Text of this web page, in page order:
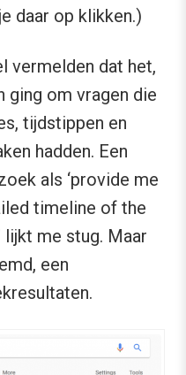
daar op klikken.)
vermelden dat het,
ging om vragen die
tijdstippen en
hadden. Een
als ‘provide me
timeline of the
lijkt me stug. Maar
een